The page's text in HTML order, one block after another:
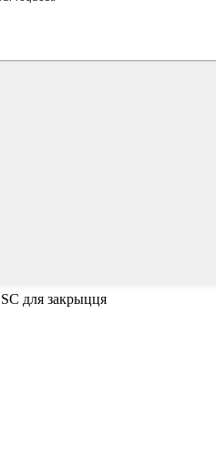
для закрыцця